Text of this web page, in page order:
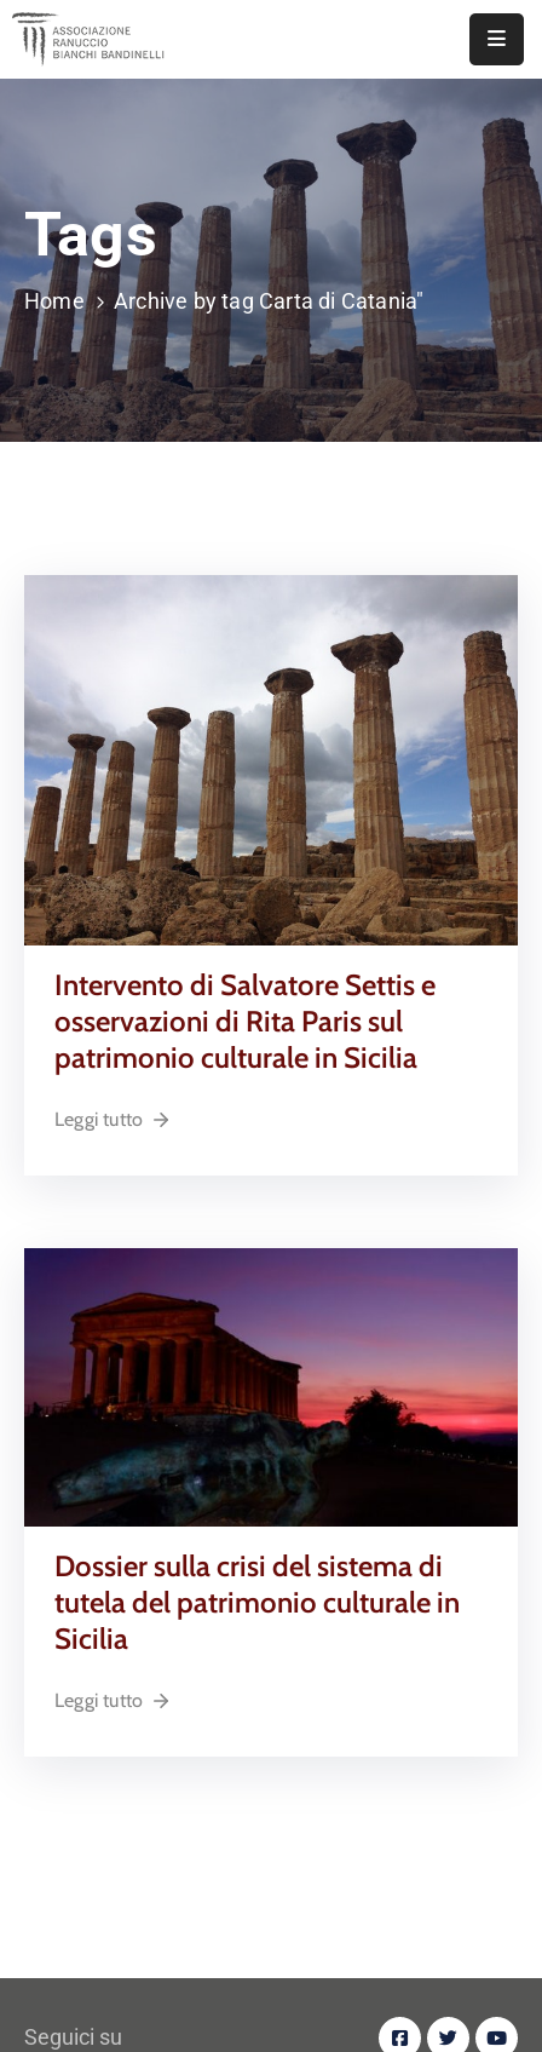
DOCUMENTI
EVENTI
PUBBLICAZIONI
CONTATTI
Tags
Home Archive by tag Carta di Catania"
Intervento di Salvatore Settis e
osservazioni di Rita Paris sul
patrimonio culturale in Sicilia
Leggi tutto
Dossier sulla crisi del sistema di
tutela del patrimonio culturale in
Sicilia
Leggi tutto
Seguici su